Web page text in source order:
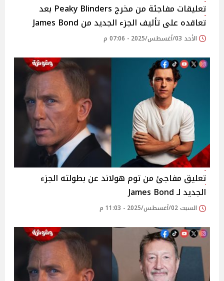
تعليقات مفاجئة من مخرج Peaky Blinders بعد
تعاقده على تأليف الجزء الجديد من James Bond
الأحد 03/أغسطس/2025 - 07:06 م
تعليق مفاجئ من توم هولاند عن بطولته الجزء
الجديد لـ James Bond
السبت 02/أغسطس/2025 - 11:03 م